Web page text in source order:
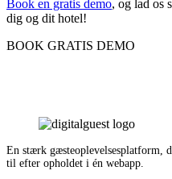
Book en gratis demo, og lad os
dig og dit hotel!
BOOK GRATIS DEMO
En stærk gæsteoplevelsesplatform,
til efter opholdet i én webapp.